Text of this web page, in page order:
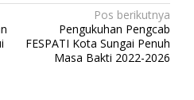
Pos berikutnya
Pengukuhan Pengcab
FESPATI Kota Sungai Penuh
Masa Bakti 2022-2026